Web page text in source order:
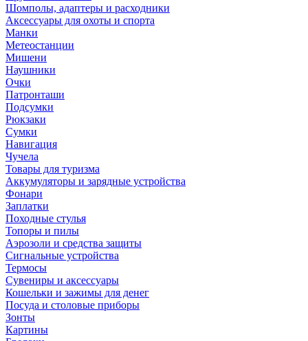
Шомполы, адаптеры и расходники
Аксессуары для охоты и спорта
Манки
Метеостанции
Мишени
Наушники
Очки
Патронташи
Подсумки
Рюкзаки
Сумки
Навигация
Чучела
Товары для туризма
Аккумуляторы и зарядные устройства
Фонари
Заплатки
Походные стулья
Топоры и пилы
Аэрозоли и средства защиты
Сигнальные устройства
Термосы
Сувениры и аксессуары
Кошельки и зажимы для денег
Посуда и столовые приборы
Зонты
Картины